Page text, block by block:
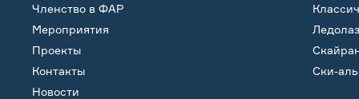
Членство в ФАР
Мероприятия
Проекты
Контакты
Новости
Ски-